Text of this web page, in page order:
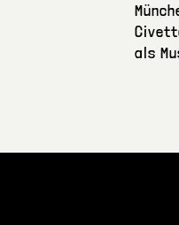
als